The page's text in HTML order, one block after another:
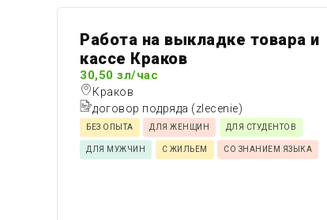
Работа на выкладке товара и
кассе Краков
30,50 зл/час
Краков
договор подряда (zlecenie)
БЕЗ ОПЫТА ДЛЯ ЖЕНЩИН ДЛЯ СТУДЕНТОВ
ДЛЯ МУЖЧИН С ЖИЛЬЕМ СО ЗНАНИЕМ ЯЗЫКА